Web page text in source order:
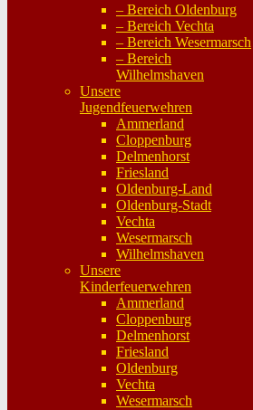
– Bereich Oldenburg
– Bereich Vechta
– Bereich Wesermarsch
– Bereich
Wilhelmshaven
Unsere
Jugendfeuerwehren
Ammerland
Cloppenburg
Delmenhorst
Friesland
Oldenburg-Land
Oldenburg-Stadt
Vechta
Wesermarsch
Wilhelmshaven
Unsere
Kinderfeuerwehren
Ammerland
Cloppenburg
Delmenhorst
Friesland
Oldenburg
Vechta
Wesermarsch